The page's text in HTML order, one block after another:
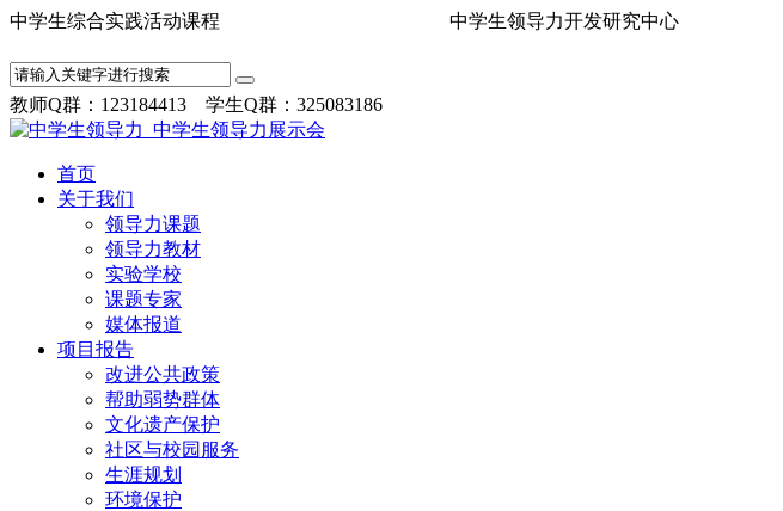
中学生综合实践活动课程 中学生领导力开发
教师Q群：123184413 学生Q群：325083186
首页
关于我们
领导力课题
领导力教材
实验学校
课题专家
媒体报道
项目报告
改进公共政策
帮助弱势群体
文化遗产保护
社区与校园服务
生涯规划
环境保护